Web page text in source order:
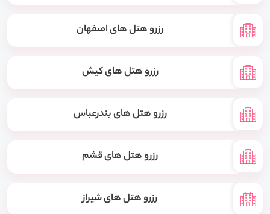
رزرو هتل های اصفهان
رزرو هتل های کیش
رزرو هتل های بندرعباس
رزرو هتل های قشم
رزرو هتل های شیراز